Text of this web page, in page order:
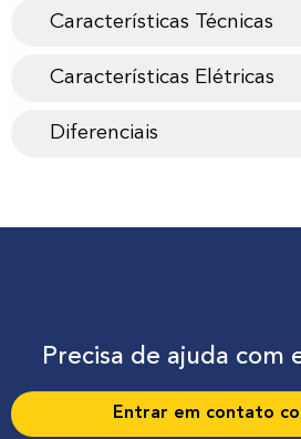
Características Técnicas
Características Elétricas
Diferenciais
Precisa de ajuda com
Entrar em contato